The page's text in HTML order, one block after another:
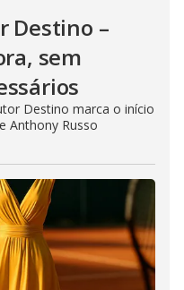
Destino –
sem
Destino marca o início
Anthony Russo